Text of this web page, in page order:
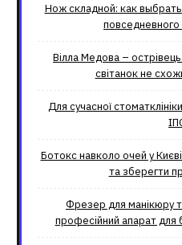
Нож складной: как
повседневного
Вілла Медова –
світанок не
Для сучасної
Ботокс навколо очей у
та зберегти
Фрезер для манікюру
професійний апарат для